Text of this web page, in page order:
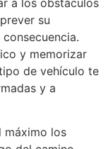
su
y memorizar
de vehículo te
y a
máximo los